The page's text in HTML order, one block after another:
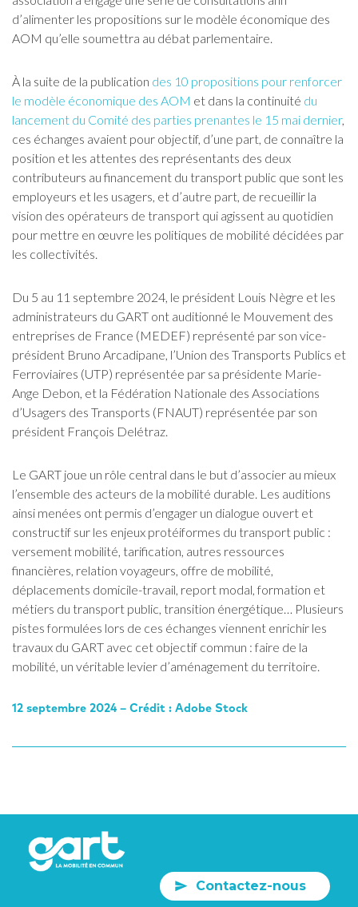
d’alimenter les propositions sur le modèle économique des
AOM qu’elle soumettra au débat parlementaire.
À la suite de la publication des 10 propositions pour renforcer
le modèle économique des AOM et dans la continuité du
lancement du Comité des parties prenantes le 15 mai dernier,
ces échanges avaient pour objectif, d’une part, de connaître la
position et les attentes des représentants des deux
contributeurs au financement du transport public que sont les
employeurs et les usagers, et d’autre part, de recueillir la
vision des opérateurs de transport qui agissent au quotidien
pour mettre en œuvre les politiques de mobilité décidées par
les collectivités.
Du 5 au 11 septembre 2024, le président Louis Nègre et les
administrateurs du GART ont auditionné le Mouvement des
entreprises de France (MEDEF) représenté par son vice-
président Bruno Arcadipane, l’Union des Transports Publics et
Ferroviaires (UTP) représentée par sa présidente Marie-
Ange Debon, et la Fédération Nationale des Associations
d’Usagers des Transports (FNAUT) représentée par son
président François Delétraz.
Le GART joue un rôle central dans le but d’associer au mieux
l’ensemble des acteurs de la mobilité durable. Les auditions
ainsi menées ont permis d’engager un dialogue ouvert et
constructif sur les enjeux protéiformes du transport public :
versement mobilité, tarification, autres ressources
financières, relation voyageurs, offre de mobilité,
déplacements domicile-travail, report modal, formation et
métiers du transport public, transition énergétique… Plusieurs
pistes formulées lors de ces échanges viennent enrichir les
travaux du GART avec cet objectif commun : faire de la
mobilité, un véritable levier d’aménagement du territoire.
12 septembre 2024 – Crédit : Adobe Stock
Contactez-nous